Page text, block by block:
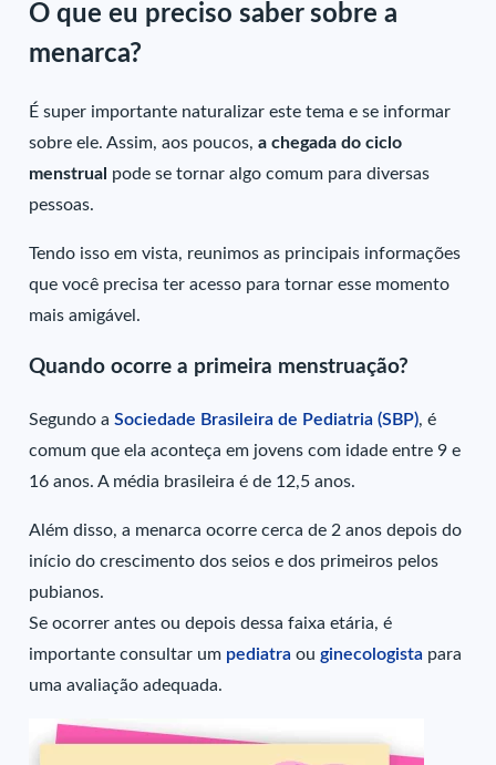
O que eu preciso saber sobre a
menarca?
É super importante naturalizar este tema e se informar
sobre ele. Assim, aos poucos,a chegada do ciclo
menstrual pode se tornar algo comum para diversas
pessoas.
Tendo isso em vista, reunimos as principais informações
que você precisa ter acesso para tornar esse momento
mais amigável.
Quando ocorre a primeira menstruação?
Segundo aSociedade Brasileira de Pediatria (SBP), é
comum que ela aconteça em jovens com idade entre 9 e
16 anos. A média brasileira é de 12,5 anos.
Além disso, a menarca ocorre cerca de 2 anos depois do
início do crescimento dos seios e dos primeiros pelos
pubianos.
Se ocorrer antes ou depois dessa faixa etária, é
importante consultar um pediatraouginecologista para
uma avaliação adequada.